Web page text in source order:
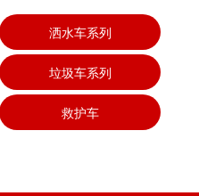
洒水车系列
垃圾车系列
救护车